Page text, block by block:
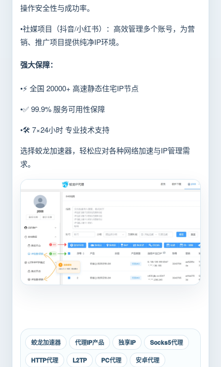
操作安全性与成功率。
•社媒项目（抖音/小红书）：高效管理多个账号，为营
销、推广项目提供纯净IP环境。
强大保障：
•⚡ 全国 20000+ 高速静态住宅IP节点
•✅ 99.9% 服务可用性保障
•🛠️ 7×24小时 专业技术支持
选择蛟龙加速器，轻松应对各种网络加速与IP管理需
求。
蛟龙加速器 代理IP产品 独享IP
Socks5代理
HTTP代理
L2TP PC代理
安卓代理